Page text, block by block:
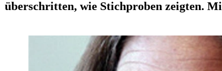
überschritten, wie Stichproben zeigten.